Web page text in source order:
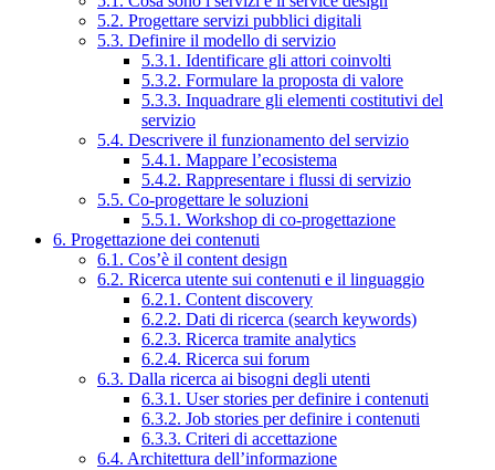
5.2. Progettare servizi pubblici digitali
5.3. Definire il modello di servizio
5.3.1. Identificare gli attori coinvolti
5.3.2. Formulare la proposta di valore
5.3.3. Inquadrare gli elementi costitutivi del
servizio
5.4. Descrivere il funzionamento del servizio
5.4.1. Mappare l’ecosistema
5.4.2. Rappresentare i flussi di servizio
5.5. Co-progettare le soluzioni
5.5.1. Workshop di co-progettazione
6. Progettazione dei contenuti
6.1. Cos’è il content design
6.2. Ricerca utente sui contenuti e il linguaggio
6.2.1. Content discovery
6.2.2. Dati di ricerca (search keywords)
6.2.3. Ricerca tramite analytics
6.2.4. Ricerca sui forum
6.3. Dalla ricerca ai bisogni degli utenti
6.3.1. User stories per definire i contenuti
6.3.2. Job stories per definire i contenuti
6.3.3. Criteri di accettazione
6.4. Architettura dell’informazione